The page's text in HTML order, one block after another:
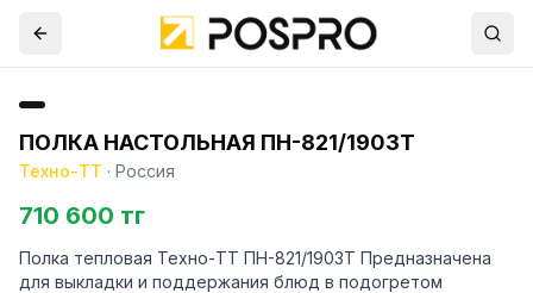
ПОЛКА НАСТОЛЬНАЯ ПН-821/1903Т
Техно-ТТ · Россия
710 600 тг
Полка тепловая Техно-ТТ ПН-821/1903Т Предназначена
для выкладки и поддержания блюд в подогретом